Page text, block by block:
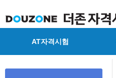
AT자격시험